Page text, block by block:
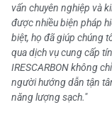
vấn chuyên nghiệp và
được nhiều biện pháp
biệt, họ đã giúp chúng
qua dịch vụ cung cấp
IRESCARBON không
người hướng dẫn tận
năng lượng sạch."